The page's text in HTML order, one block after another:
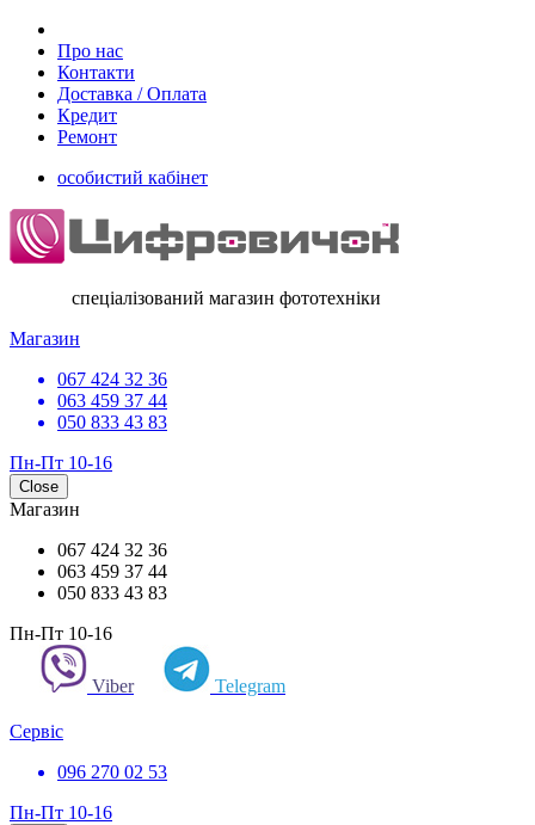
Про нас
Контакти
Доставка / Оплата
Кредит
Ремонт
особистий кабінет
спеціалізований магазин фототехніки
Магазин
067 424 32 36
063 459 37 44
050 833 43 83
Пн-Пт 10-16
Close
Магазин
067 424 32 36
063 459 37 44
050 833 43 83
Пн-Пт 10-16
Viber Telegram
Сервіс
096 270 02 53
Пн-Пт 10-16